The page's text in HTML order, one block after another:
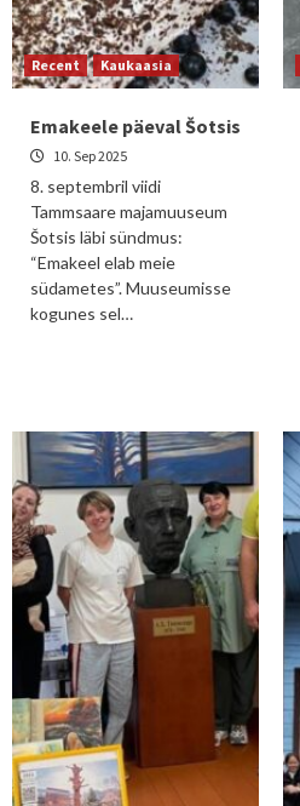
Recent Kaukaasia
Emakeele päeval Šotsis
10. Sep 2025
8. septembril viidi
Tammsaare majamuuseum
Šotsis läbi sündmus:
“Emakeel elab meie
südametes”. Muuseumisse
kogunes sel…